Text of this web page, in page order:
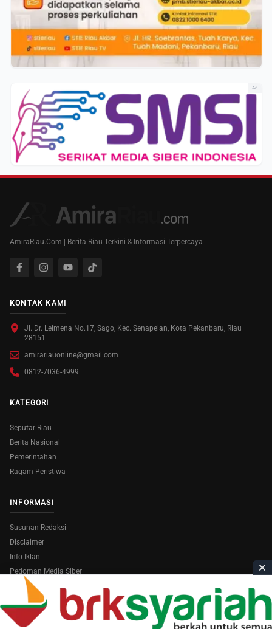
Ad
AmiraRiau.Com | Berita Riau Terkini & Informasi Terpercaya
KONTAK KAMI
Jl. Dr. Leimena No.17, Sago, Kec. Senapelan, Kota Pekanbaru, Riau
28151
amirariauonline@gmail.com
0812-7036-4999
KATEGORI
Seputar Riau
Berita Nasional
Pemerintahan
Ragam Peristiwa
INFORMASI
Susunan Redaksi
Disclaimer
Info Iklan
Pedoman Media Siber
Copyright © 2026 AmiraRiau.com . All Rights Reserved.